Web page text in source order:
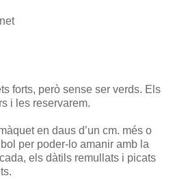
forts, però sense ser verds. Els
i les reservarem.
en daus d’un cm. més o
per poder-lo amanir amb la
els dàtils remullats i picats